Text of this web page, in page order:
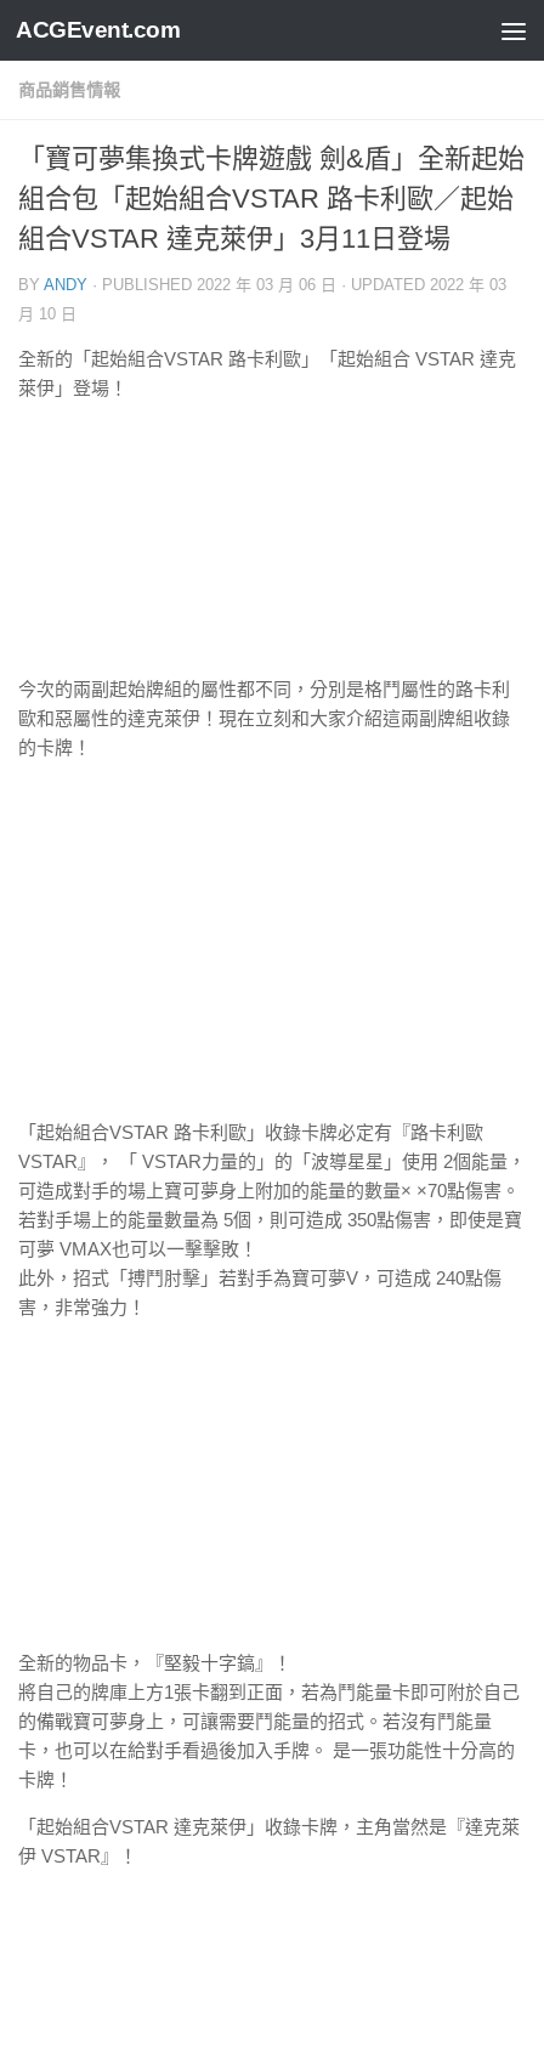
ACGEvent.com
商品銷售情報
「寶可夢集換式卡牌遊戲 劍&盾」全新起始
組合包「起始組合VSTAR 路卡利歐／起始
組合VSTAR 達克萊伊」3月11日登場
BY ANDY · PUBLISHED 2022 年 03 月 06 日 · UPDATED 2022 年 03
月 10 日
全新的「起始組合VSTAR 路卡利歐」「起始組合 VSTAR 達克
萊伊」登場！
今次的兩副起始牌組的屬性都不同，分別是格鬥屬性的路卡利
歐和惡屬性的達克萊伊！現在立刻和大家介紹這兩副牌組收錄
的卡牌！
「起始組合VSTAR 路卡利歐」收錄卡牌必定有『路卡利歐
VSTAR』， 「 VSTAR力量的」的「波導星星」使用 2個能量，
可造成對手的場上寶可夢身上附加的能量的數量× ×70點傷害。
若對手場上的能量數量為 5個，則可造成 350點傷害，即使是寶
可夢 VMAX也可以一擊擊敗！
此外，招式「搏鬥肘擊」若對手為寶可夢V，可造成 240點傷
害，非常強力！
全新的物品卡，『堅毅十字鎬』！
將自己的牌庫上方1張卡翻到正面，若為鬥能量卡即可附於自己
的備戰寶可夢身上，可讓需要鬥能量的招式。若沒有鬥能量
卡，也可以在給對手看過後加入手牌。 是一張功能性十分高的
卡牌！
「起始組合VSTAR 達克萊伊」收錄卡牌，主角當然是『達克萊
伊 VSTAR』！